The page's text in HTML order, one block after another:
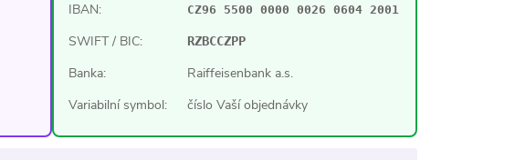
IBAN: CZ96 5500 0000 0026 0604 2001
SWIFT / BIC: RZBCCZPP
Banka:
Raiffeisenbank a.s.
Variabilní symbol:
číslo Vaší objednávky